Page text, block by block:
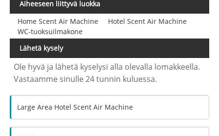
Aiheeseen liittyvä luokka
Home Scent Air Machine
Hotel Scent Air Machine
WC-tuoksuilmakone
Lähetä kysely
Ole hyvä ja lähetä kyselysi alla olevalla lomakkeella.
Vastaamme sinulle 24 tunnin kuluessa.